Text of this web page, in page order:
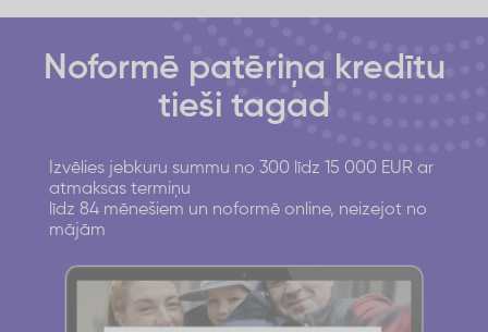
Noformē patēriņa kredītu
tieši tagad
Izvēlies jebkuru summu no 300 līdz 15 000 EUR ar
atmaksas termiņu
līdz 84 mēnešiem un noformē online, neizejot no
mājām